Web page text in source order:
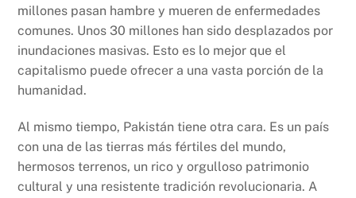
millones pasan hambre y mueren de enfermedades
comunes. Unos 30 millones han sido desplazados por
inundaciones masivas. Esto es lo mejor que el
capitalismo puede ofrecer a una vasta porción de la
humanidad.
Al mismo tiempo, Pakistán tiene otra cara. Es un país
con una de las tierras más fértiles del mundo,
hermosos terrenos, un rico y orgulloso patrimonio
cultural y una resistente tradición revolucionaria. A